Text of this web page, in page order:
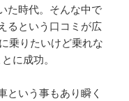
た時代。そんな中で
るという口コミが広
乗りたいけど乗れな
に成功。
という事もあり瞬く